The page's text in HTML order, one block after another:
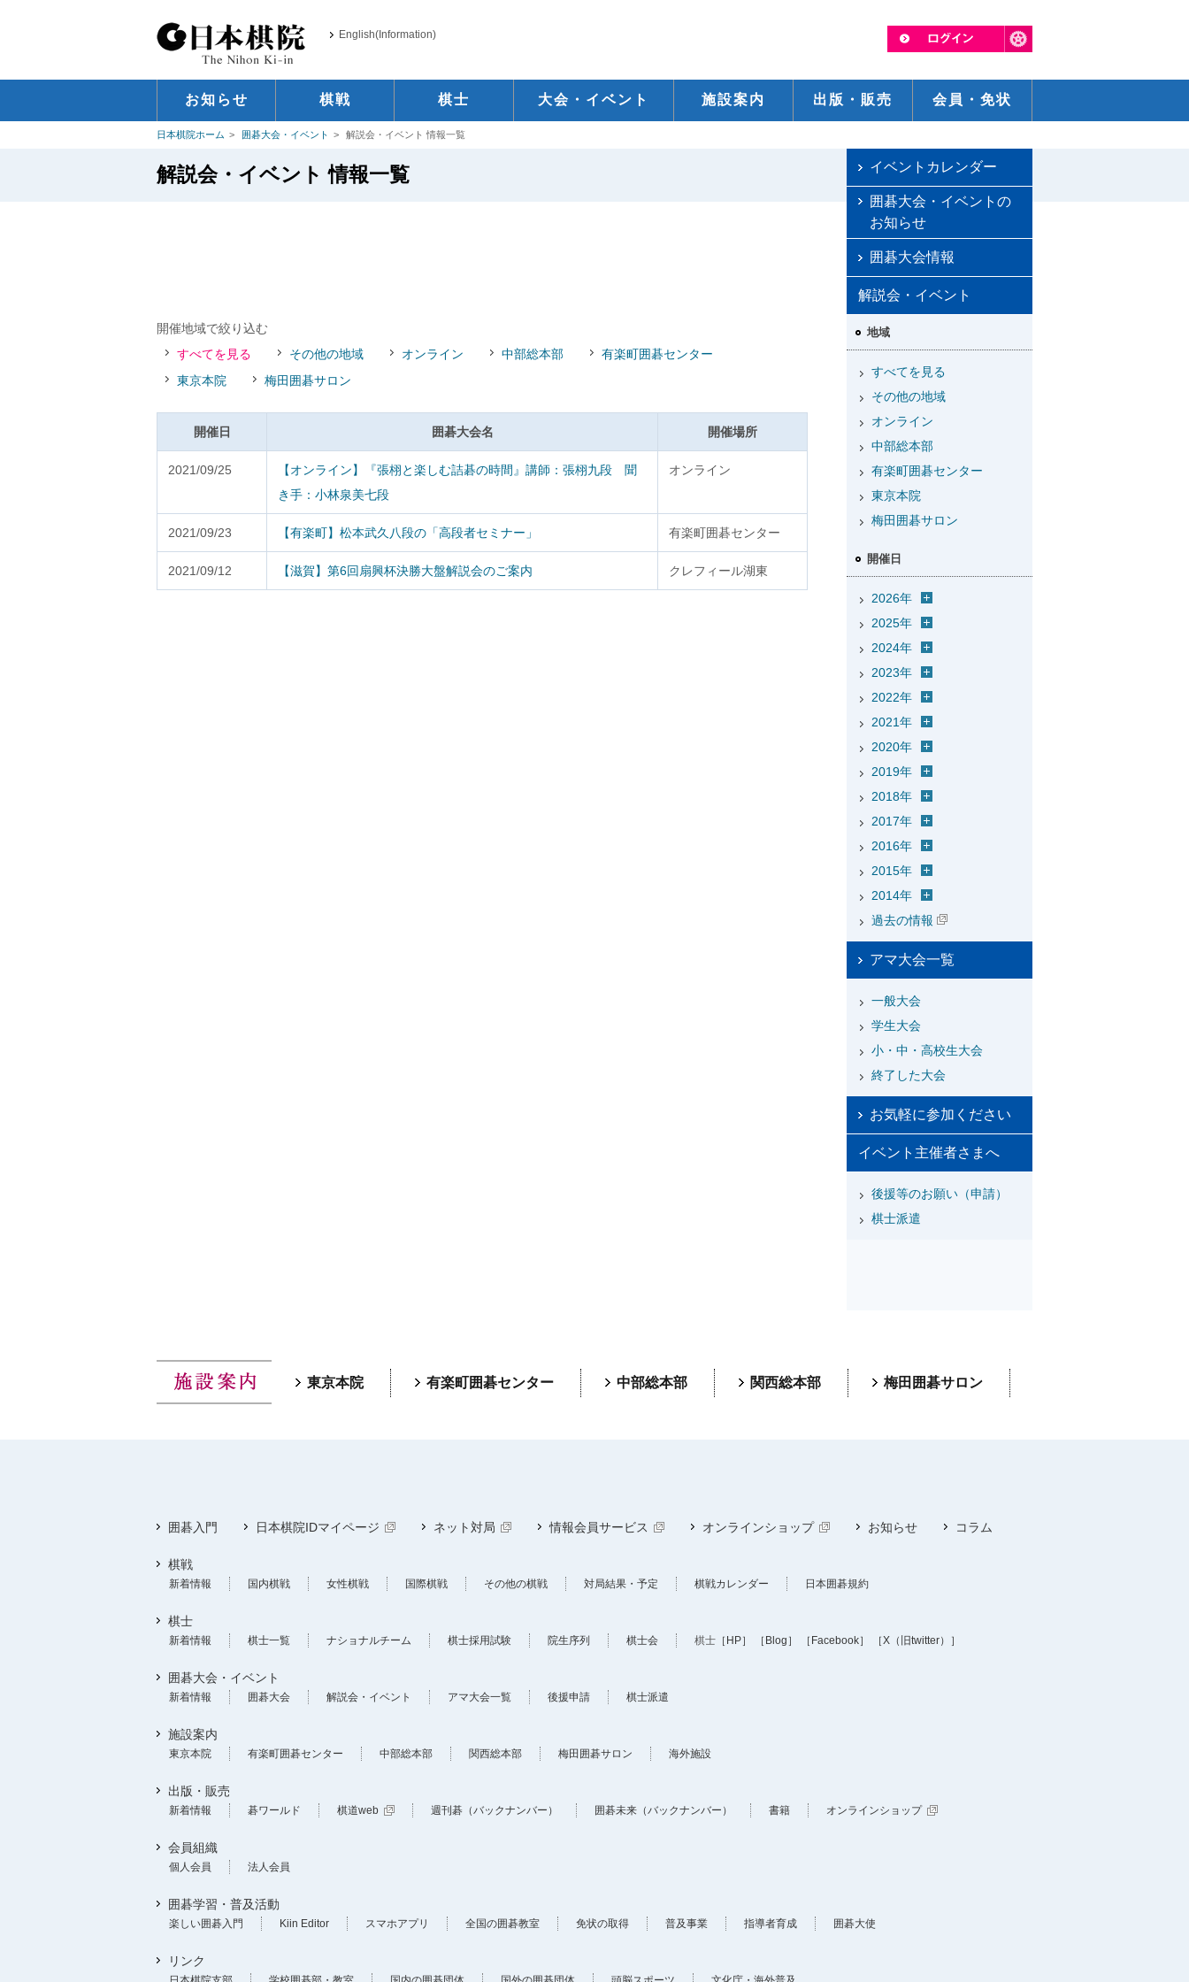
English(Information)
お知らせ 棋戦 棋士 大会・イベント 施設案内 出版・販売 会員・免状
日本棋院ホーム 囲碁大会・イベント 解説会・イベント 情報一覧
解説会・イベント 情報一覧
開催地域で絞り込む
すべてを見る
その他の地域 オンライン 中部総本部
有楽町囲碁センター
東京本院
梅田囲碁サロン
開催日 囲碁大会名 開催場所
2021/09/25
【オンライン】『張栩と楽しむ詰碁の時間』講師：張栩九段 聞
き手：小林泉美七段
オンライン
2021/09/23 【有楽町】松本武久八段の「高段者セミナー」 有楽町囲碁センター
2021/09/12 【滋賀】第6回扇興杯決勝大盤解説会のご案内 クレフィール湖東
イベントカレンダー
囲碁大会・イベントの
お知らせ
囲碁大会情報
解説会・イベント
地域
すべてを見る
その他の地域
オンライン
中部総本部
有楽町囲碁センター
東京本院
梅田囲碁サロン
開催日
2026年
2025年
2024年
2023年
2022年
2021年
2020年
2019年
2018年
2017年
2016年
2015年
2014年
過去の情報
アマ大会一覧
一般大会
学生大会
小・中・高校生大会
終了した大会
お気軽に参加ください
イベント主催者さまへ
後援等のお願い（申請）
棋士派遣
東京本院 有楽町囲碁センター 中部総本部 関西総本部 梅田囲碁サロン
囲碁入門 日本棋院IDマイページ ネット対局 情報会員サービス オンラインショップ お知らせ コラム
棋戦
新着情報 国内棋戦 女性棋戦 国際棋戦 その他の棋戦 対局結果・予定 棋戦カレンダー 日本囲碁規約
棋士
新着情報 棋士一覧 ナショナルチーム 棋士採用試験 院生序列 棋士会 棋士 ［HP］ ［Blog］ ［Facebook］ ［X（旧twitter）］
囲碁大会・イベント
新着情報 囲碁大会 解説会・イベント アマ大会一覧 後援申請 棋士派遣
施設案内
東京本院 有楽町囲碁センター 中部総本部 関西総本部 梅田囲碁サロン 海外施設
出版・販売
新着情報 碁ワールド 棋道web 週刊碁（バックナンバー） 囲碁未来（バックナンバー） 書籍 オンラインショップ
会員組織
個人会員 法人会員
囲碁学習・普及活動
楽しい囲碁入門 Kiin Editor スマホアプリ 全国の囲碁教室 免状の取得 普及事業 指導者育成 囲碁大使
リンク